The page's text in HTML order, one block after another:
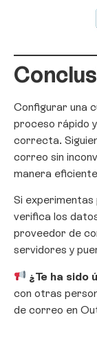
Configurar una
proceso rápido
correcta.
correo sin
manera
Si
verifica los
proveedor de
servidores y
¿Te ha sido
con otras
de correo en